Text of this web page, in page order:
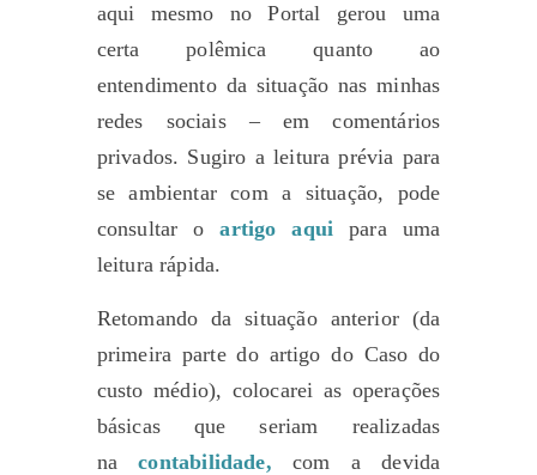
aqui mesmo no Portal gerou uma
certa polêmica quanto ao
entendimento da situação nas minhas
redes sociais – em comentários
privados. Sugiro a leitura prévia para
se ambientar com a situação, pode
consultar oartigo aqui para uma
leitura rápida.
Retomando da situação anterior (da
primeira parte do artigo do Caso do
custo médio), colocarei as operações
básicas que seriam realizadas
nacontabilidade, com a devida